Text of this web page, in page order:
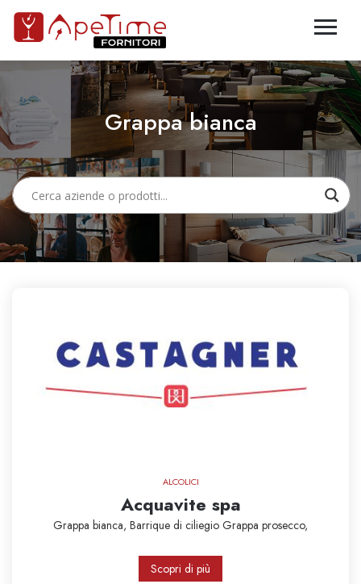
Grappa bianca
ALCOLICI
Acquavite spa
Grappa bianca, Barrique di ciliegio Grappa prosecco,
Scopri di più